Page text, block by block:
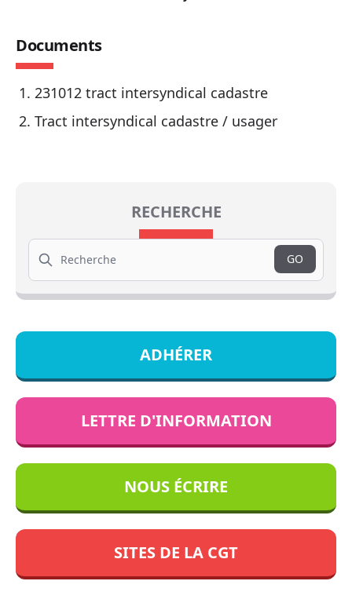
Documents
231012 tract intersyndical cadastre
Tract intersyndical cadastre / usager
RECHERCHE
Search
GO
ADHÉRER
LETTRE D'INFORMATION
NOUS ÉCRIRE
SITES DE LA CGT